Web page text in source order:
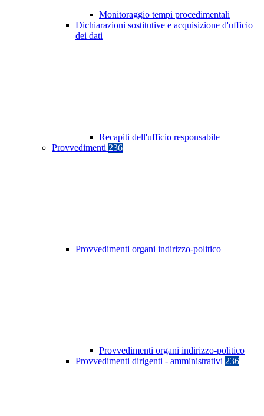
Monitoraggio tempi procedimentali
Dichiarazioni sostitutive e acquisizione d'ufficio
dei dati
Recapiti dell'ufficio responsabile
Provvedimenti 236
Provvedimenti organi indirizzo-politico
Provvedimenti organi indirizzo-politico
Provvedimenti dirigenti - amministrativi 236